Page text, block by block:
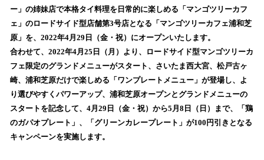
込
み
中
で
す
ー」の姉妹店で本格タイ料理を日常的に楽しめる「マンゴツリーカフ
ェ」のロードサイド型店舗第3号店となる「マンゴツリーカフェ浦和芝
原」を、2022年4月29日（金・祝）にオープンいたします。
合わせて、2022年4月25日（月）より、ロードサイド型マンゴツリーカ
フェ限定のグランドメニューがスタート、さいたま西大宮、松戸古ヶ
崎、浦和芝原だけで楽しめる「ワンプレートメニュー」が登場し、よ
り選びやすくパワーアップ、浦和芝原オープンとグランドメニューの
スタートを記念して、4月29日（金・祝）から5月8日（日）まで、「鶏
のガパオプレート」、「グリーンカレープレート」が100円引きとなる
キャンペーンを実施します。